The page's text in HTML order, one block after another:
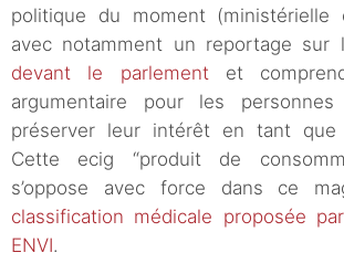
politique du moment (ministérielle
avec notamment un reportage sur
devant le parlementet
argumentaire pour les
préserver leur intérêt en tant que
Cette ecig “produit de
s’oppose avec force dans ce
classification médicale proposée
ENVI.